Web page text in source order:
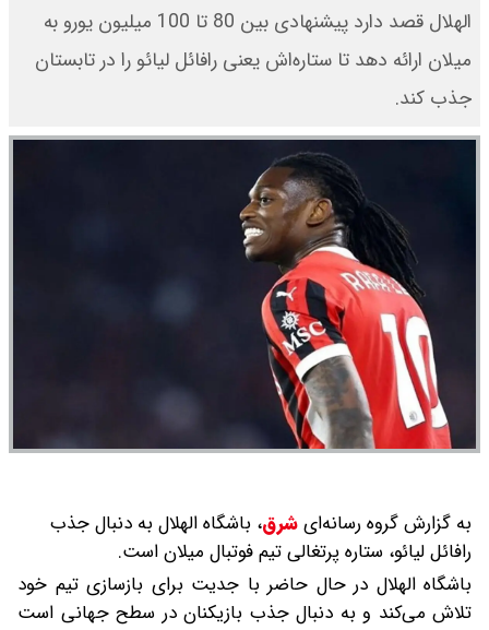
الهلال قصد دارد پیشنهادی بین 80 تا 100 میلیون یورو به
میلان ارائه دهد تا ستاره‌اش یعنی رافائل لیائو را در تابستان
جذب کند.
به گزارش گروه رسانه‌ایشرق، باشگاه الهلال به دنبال جذب
رافائل لیائو، ستاره پرتغالی تیم فوتبال میلان است.
باشگاه الهلال در حال حاضر با جدیت برای بازسازی تیم خود
تلاش می‌کند و به دنبال جذب بازیکنان در سطح جهانی است